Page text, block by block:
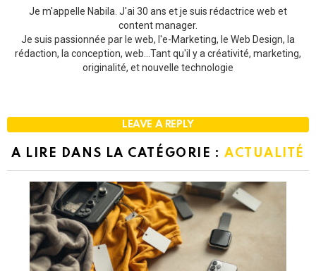
Je m'appelle Nabila. J'ai 30 ans et je suis rédactrice web et
content manager.
Je suis passionnée par le web, l'e-Marketing, le Web Design, la
rédaction, la conception, web...Tant qu'il y a créativité, marketing,
originalité, et nouvelle technologie
LEAVE A REPLY
A LIRE DANS LA CATÉGORIE : ACTUALITÉ